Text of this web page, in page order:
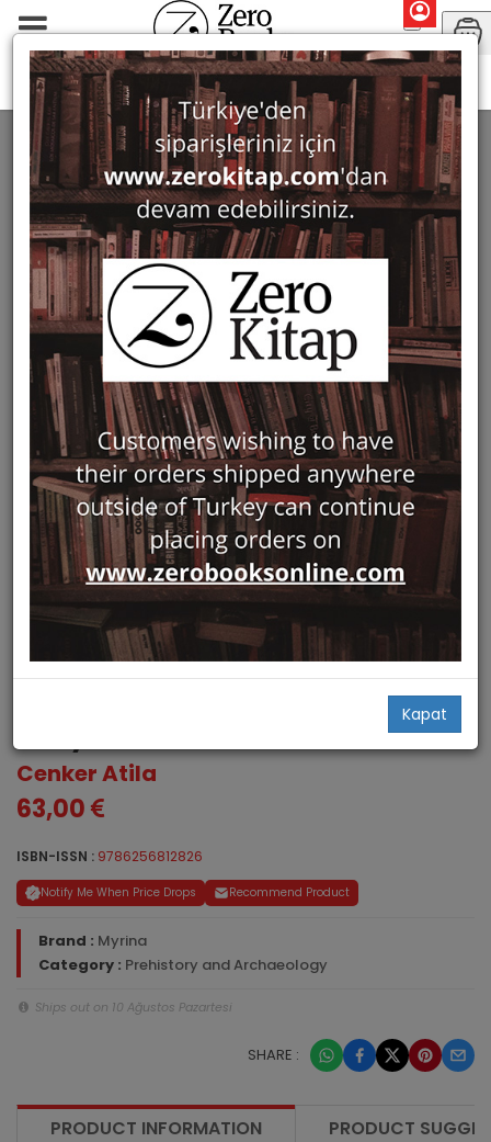
Kapat
Monographs Prehistory and Archaeology
Dunyasinda Silahlar ve Zirhlar
Cenker Atila
63,00
ISBN-ISSN : 9786256812826
Notify Me When Price Drops Recommend Product
Brand : Myrina
Category : Prehistory and Archaeology
Ships out on 10 Ağustos Pazartesi
SHARE :
PRODUCT INFORMATION PRODUCT